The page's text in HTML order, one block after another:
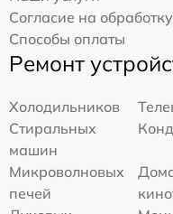
Согласие на
Способы оплаты
Ремонт
Холодильников
Стиральных
машин
Микроволновых
печей